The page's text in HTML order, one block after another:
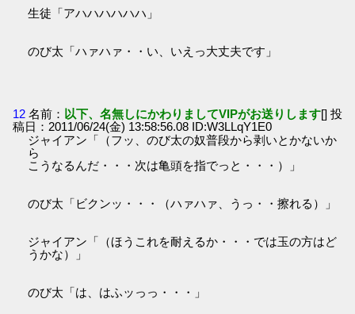
生徒「アハハハハハハ」
のび太「ハァハァ・・い、いえっ大丈夫です」
12 名前： 以下、名無しにかわりましてVIPがお送りします[] 投
稿日：2011/06/24(金) 13:58:56.08 ID:W3LLqY1E0
ジャイアン「（フッ、のび太の奴普段から剥いとかないか
ら
こうなるんだ・・・次は亀頭を指でっと・・・）」
のび太「ビクンッ・・・（ハァハァ、うっ・・擦れる）」
ジャイアン「（ほうこれを耐えるか・・・では玉の方はど
うかな）」
のび太「は、はふッっっ・・・」